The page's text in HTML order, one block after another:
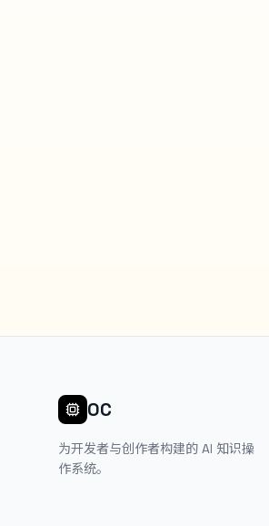
OC
为开发者与创作者构建的 AI 知识操
作系统。